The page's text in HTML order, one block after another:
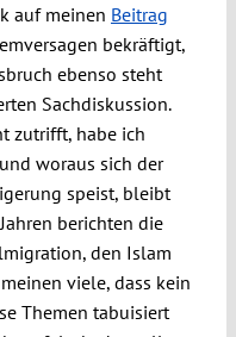
auf meinen Beitrag
bekräftigt,
ebenso steht
Sachdiskussion.
zutrifft, habe ich
woraus sich der
speist, bleibt
berichten die
den Islam
viele, dass kein
Themen tabuisiert